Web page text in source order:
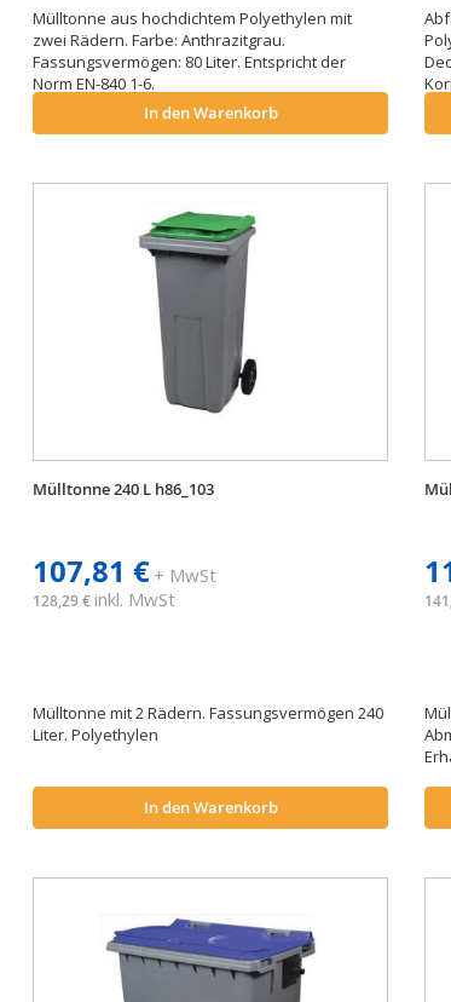
Mülltonne aus hochdichtem Polyethylen mit
zwei Rädern. Farbe: Anthrazitgrau.
Fassungsvermögen: 80 Liter. Entspricht der
Norm EN-840 1-6.
In den Warenkorb
Mülltonne 240 L h86_103
107,81 €+ MwSt
128,29 € inkl. MwSt
Mülltonne mit 2 Rädern. Fassungsvermögen 240
Liter. Polyethylen
In den Warenkorb